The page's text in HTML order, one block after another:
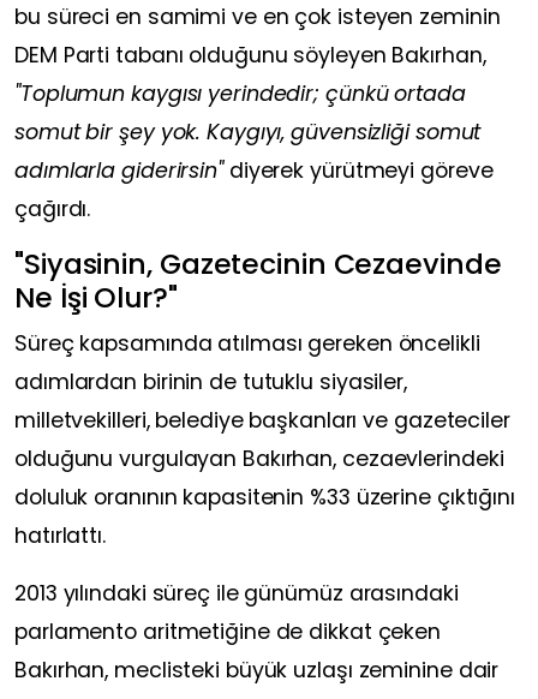
bu süreci en samimi ve en çok isteyen zeminin
DEM Parti tabanı olduğunu söyleyen Bakırhan,
"Toplumun kaygısı yerindedir; çünkü ortada
somut bir şey yok. Kaygıyı, güvensizliği somut
adımlarla giderirsin"diyerek yürütmeyi göreve
çağırdı.
"Siyasinin, Gazetecinin Cezaevinde
Ne İşi Olur?"
Süreç kapsamında atılması gereken öncelikli
adımlardan birinin de tutuklu siyasiler,
milletvekilleri, belediye başkanları ve gazeteciler
olduğunu vurgulayan Bakırhan, cezaevlerindeki
doluluk oranının kapasitenin %33 üzerine çıktığını
hatırlattı.
2013 yılındaki süreç ile günümüz arasındaki
parlamento aritmetiğine de dikkat çeken
Bakırhan, meclisteki büyük uzlaşı zeminine dair